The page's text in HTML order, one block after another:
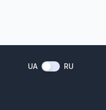
UA RU